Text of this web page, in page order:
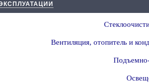
Вентиляция, отопитель и